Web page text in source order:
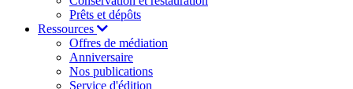
Prêts et dépôts
Ressources
Offres de médiation
Anniversaire
Nos publications
Service d'édition